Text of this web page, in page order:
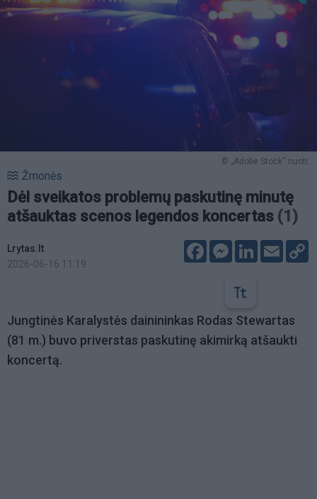
© „Adobe Stock“ nuotr.
Žmonės
Dėl sveikatos problemų paskutinę minutę
atšauktas scenos legendos koncertas (1)
Lrytas.lt
2026-06-16 11:19
FacebookMessenger
LinkedIn
Email
Jungtinės Karalystės dainininkas Rodas Stewartas
(81 m.) buvo priverstas paskutinę akimirką atšaukti
koncertą.